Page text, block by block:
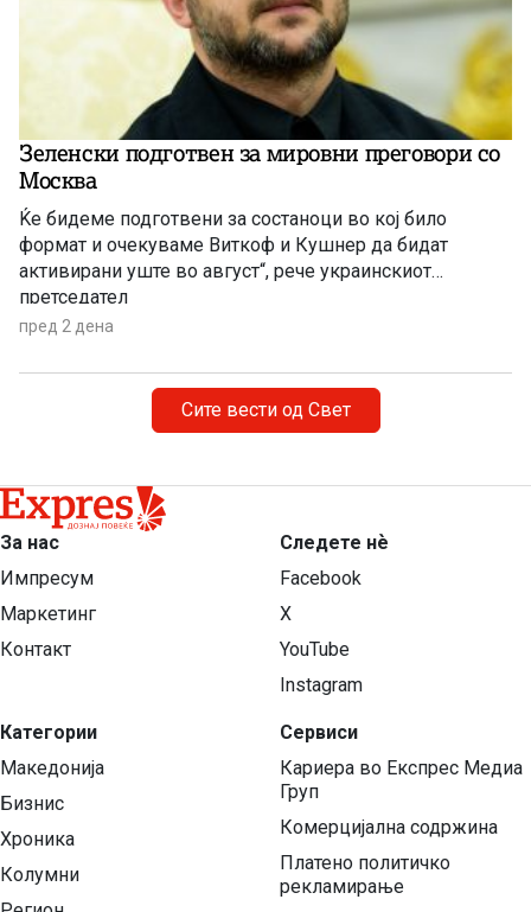
Зеленски подготвен за мировни преговори со
Москва
Ќе бидеме подготвени за состаноци во кој било
формат и очекуваме Виткоф и Кушнер да бидат
активирани уште во август“, рече украинскиот
претседател
пред 2 дена
Сите вести од Свет
За нас
Импресум
Маркетинг
Контакт
Категории
Македонија
Бизнис
Хроника
Колумни
Следете нѐ
Facebook
X
YouTube
Instagram
Сервиси
Кариера во Експрес Медиа
Груп
Комерцијална содржина
Платено политичко
рекламирање